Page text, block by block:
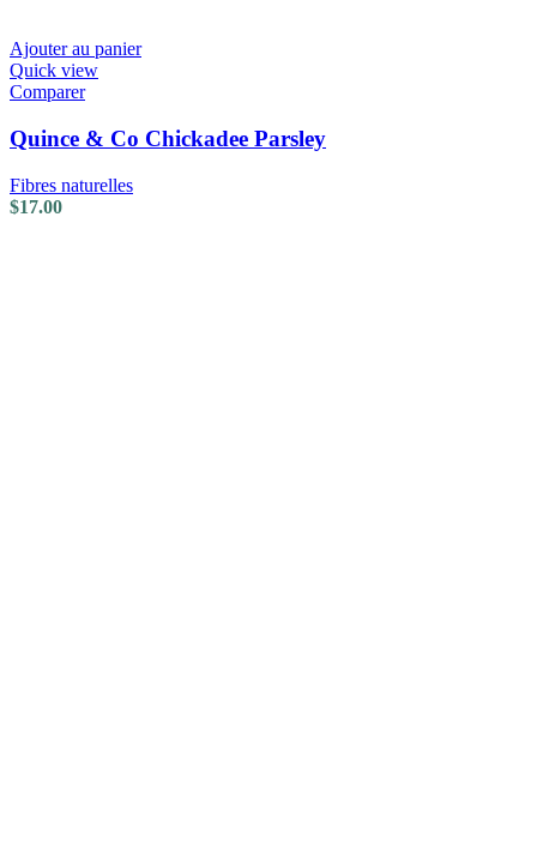
Ajouter au panier
Quick view
Comparer
Quince & Co Chickadee Parsley
Fibres naturelles
$17.00